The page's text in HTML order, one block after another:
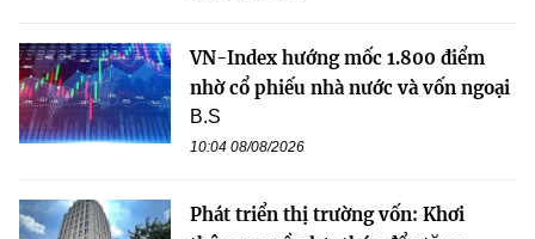
VN-Index hướng mốc 1.800 điểm
nhờ cổ phiếu nhà nước và vốn ngoại
B.S
10:04 08/08/2026
Phát triển thị trường vốn: Khơi